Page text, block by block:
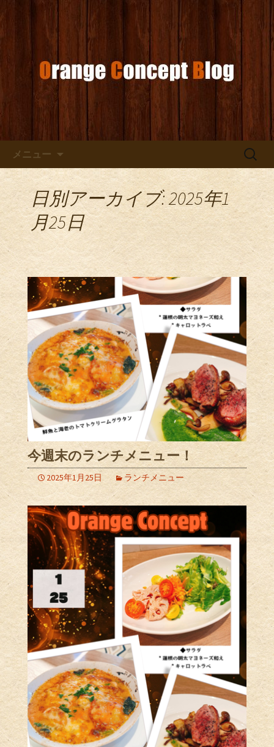
オレンジコンセプトブログ
お店からのお知らせ
メニュー
検
日別アーカイブ: 2025年1
月25日
今週末のランチメニュー！
2025年1月25日 ランチメニュー